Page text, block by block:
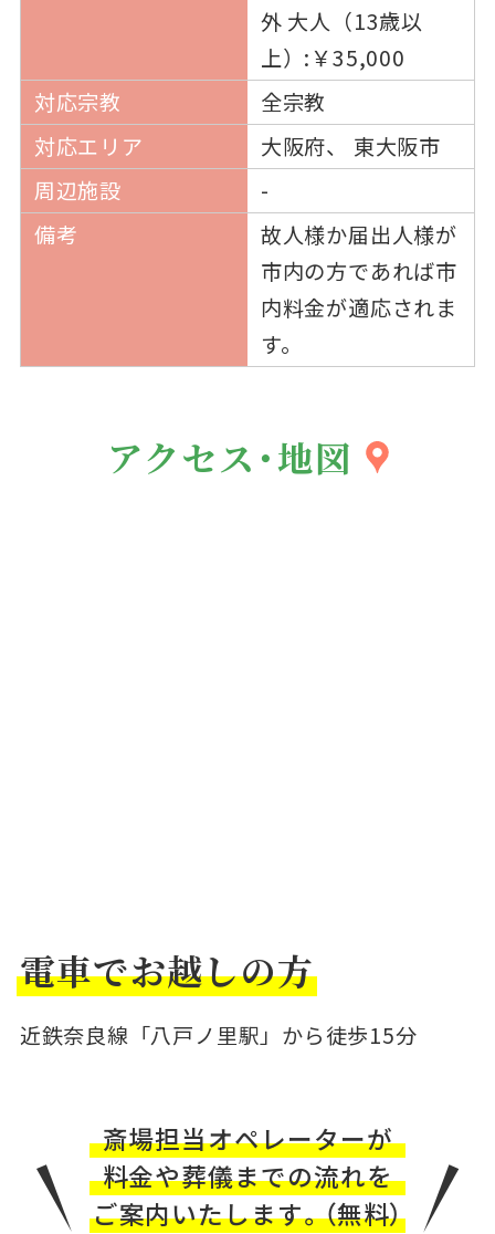
外 大人（13歳以
上）:￥35,000
対応宗教
全宗教
対応エリア
大阪府、 東大阪市
周辺施設
-
備考
故人様か届出人様が
市内の方であれば市
内料金が適応されま
す。
アクセス・地図
電車でお越しの方
近鉄奈良線「八戸ノ里駅」から徒歩15分
斎場担当オペレーターが
料金や葬儀までの流れを
ご案内いたします。（無料）